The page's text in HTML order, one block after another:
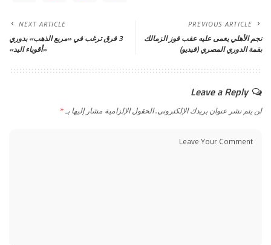
PREVIOUS ARTICLE
نجم الأهلي يغمى عليه عقب فوز الزمالك
بقمة الدوري المصري (فيديو)
NEXT ARTICLE
3 فرق ترغب في «مربع الذهب» بدوري
«أقوياء اليد»
Leave a Reply
لن يتم نشر عنوان بريدك الإلكتروني.الحقول الإلزامية مشار إليها بـ*